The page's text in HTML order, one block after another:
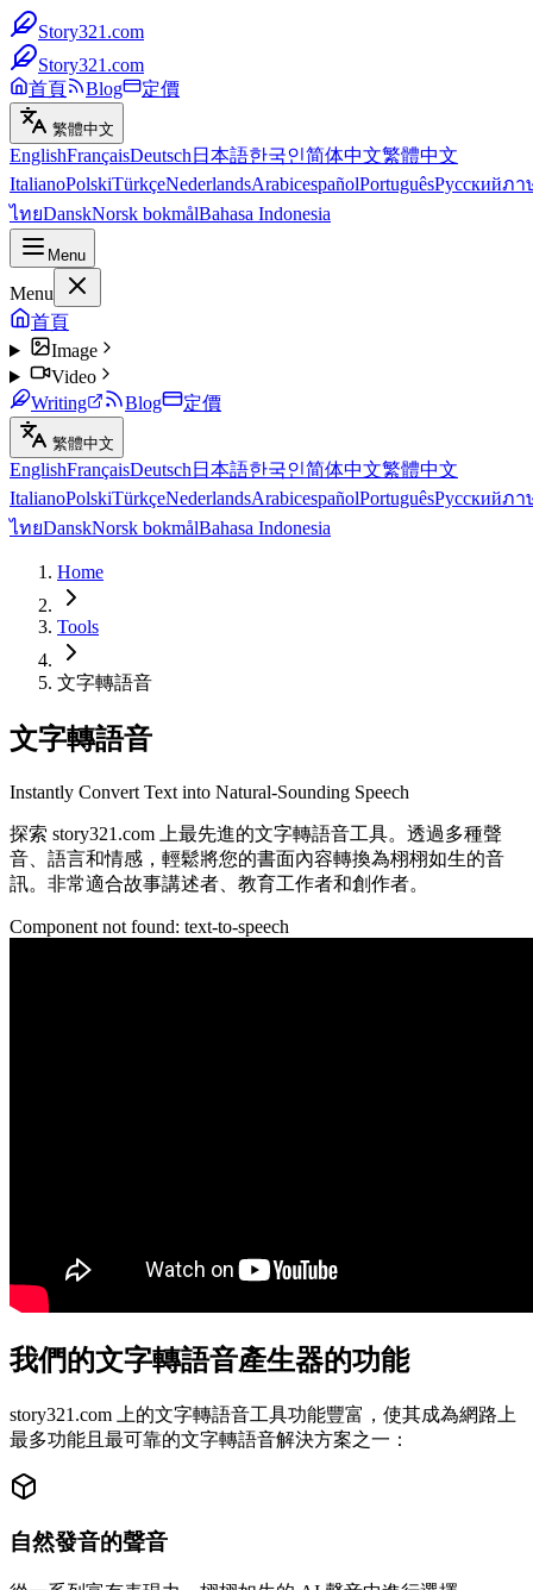
Story321.com
Story321.com
首頁
Blog 定價
繁體中文
EnglishFrançaisDeutsch 日本語한국인简体中文繁體中文
ItalianoPolskiTürkçeNederlandsArabicespañolPortuguêsРусскийภา
ไทยDanskNorsk bokmålBahasa Indonesia
Menu
Menu
首頁
Image
Video
Writing
Blog 定價
繁體中文
EnglishFrançaisDeutsch 日本語한국인简体中文繁體中文
ItalianoPolskiTürkçeNederlandsArabicespañolPortuguêsРусскийภา
ไทยDanskNorsk bokmålBahasa Indonesia
Home
Tools
文字轉語音
文字轉語音
Instantly Convert Text into Natural-Sounding Speech
探索 story321.com 上最先進的文字轉語音工具。透過多種聲
音、語言和情感，輕鬆將您的書面內容轉換為栩栩如生的音
訊。非常適合故事講述者、教育工作者和創作者。
Component not found: text-to-speech
我們的文字轉語音產生器的功能
story321.com 上的文字轉語音工具功能豐富，使其成為網路上
最多功能且最可靠的文字轉語音解決方案之一：
自然發音的聲音